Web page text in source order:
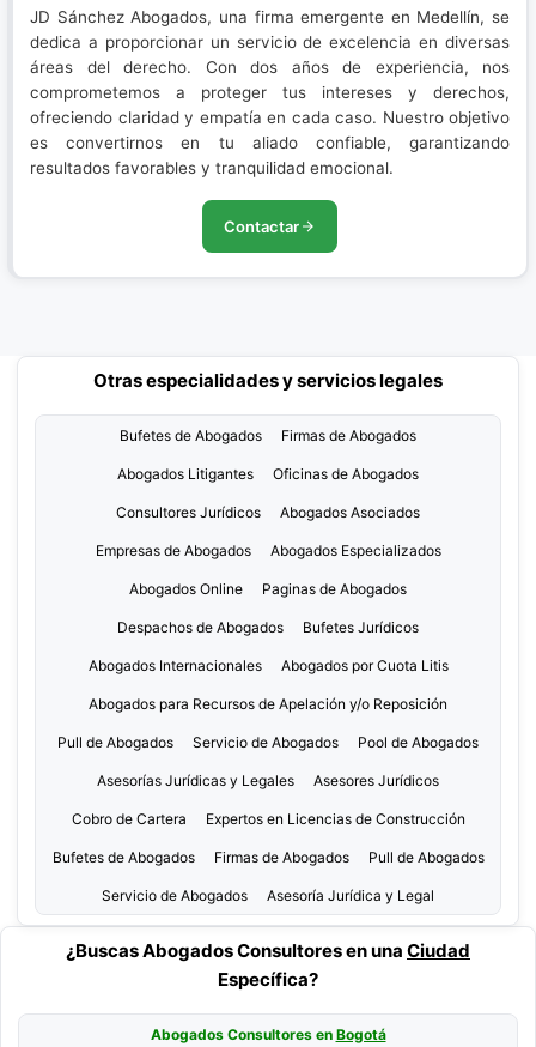
JD Sánchez Abogados, una firma emergente en Medellín, se
dedica a proporcionar un servicio de excelencia en diversas
áreas del derecho. Con dos años de experiencia, nos
comprometemos a proteger tus intereses y derechos,
ofreciendo claridad y empatía en cada caso. Nuestro objetivo
es convertirnos en tu aliado confiable, garantizando
resultados favorables y tranquilidad emocional.
Contactar
Otras especialidades y servicios legales
Bufetes de Abogados Firmas de Abogados
Abogados Litigantes Oficinas de Abogados
Consultores Jurídicos Abogados Asociados
Empresas de Abogados Abogados Especializados
Abogados Online Paginas de Abogados
Despachos de Abogados Bufetes Jurídicos
Abogados Internacionales Abogados por Cuota Litis
Abogados para Recursos de Apelación y/o Reposición
Pull de Abogados Servicio de Abogados Pool de Abogados
Asesorías Jurídicas y Legales Asesores Jurídicos
Cobro de Cartera Expertos en Licencias de Construcción
Bufetes de Abogados Firmas de Abogados Pull de Abogados
Servicio de Abogados Asesoría Jurídica y Legal
¿Buscas Abogados Consultores en una Ciudad
Específica?
Abogados Consultores en Bogotá